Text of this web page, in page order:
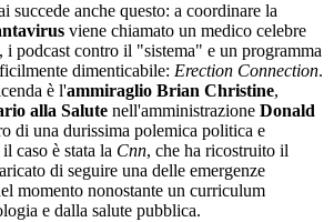
succede anche questo: a coordinare la
viene chiamato un medico celebre
i podcast contro il "sistema" e un programma
dimenticabile: Erection Connection.
è l'ammiraglio Brian Christine,
alla Salute nell'amministrazione Donald
di una durissima polemica politica e
caso è stata la Cnn, che ha ricostruito il
di seguire una delle emergenze
momento nonostante un curriculum
e dalla salute pubblica.